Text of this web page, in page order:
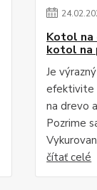
24.02.
Kotol na
kotol
Je
efektivite
na drevo
Pozrime
čítať celé